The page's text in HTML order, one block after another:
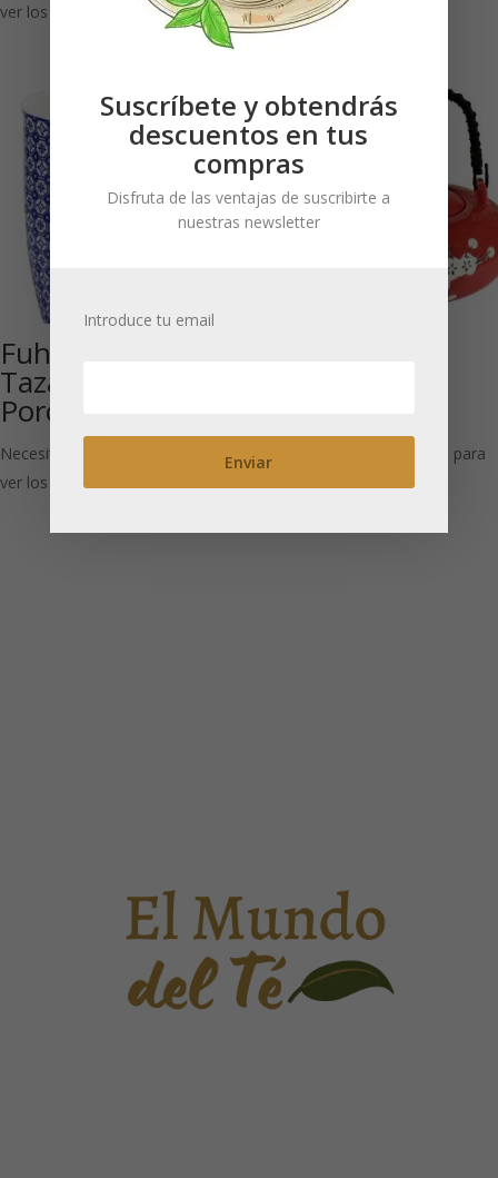
ver los precios
ver los precios
Fuhao: Mega
Taza de
Porcelana 600 ml
Necesitas estar registrado para
ver los precios
Necesitas estar registrado para
Suscríbete y obtendrás
descuentos en tus
compras
Disfruta de las ventajas de suscribirte a
nuestras newsletter
Introduce tu email